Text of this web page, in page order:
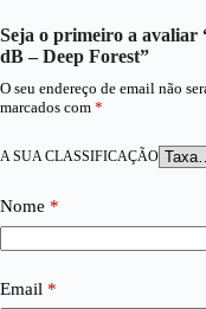
Seja o primeiro a avaliar
dB – Deep Forest”
O seu endereço de email não
marcados com *
A SUA CLASSIFICAÇÃO
Nome *
Email *